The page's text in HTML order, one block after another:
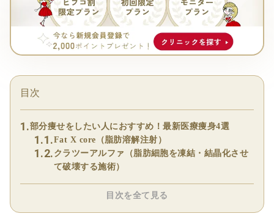
目次
部分痩せをしたい人におすすめ！最新医療痩身4選
Fat X core（脂肪溶解注射）
クラツーアルファ（脂肪細胞を凍結・結晶化させ
て破壊する施術）
目次を全て見る